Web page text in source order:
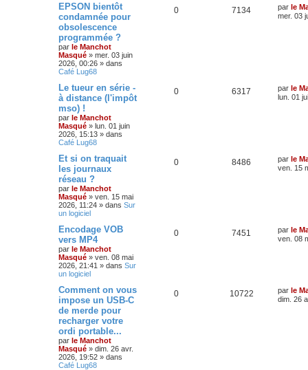
EPSON bientôt
condamnée pour
obsolescence
programmée ?
par le Manchot
Masqué » mer. 03 juin
2026, 00:26 » dans
Café Lug68
0 7134 par le
mer. 03
Le tueur en série -
à distance (l'impôt
mso) !
par le Manchot
Masqué » lun. 01 juin
2026, 15:13 » dans
Café Lug68
0 6317 par le
lun. 01
Et si on traquait
les journaux
réseau ?
par le Manchot
Masqué » ven. 15 mai
2026, 11:24 » dans Sur
un logiciel
0 8486 par le
ven. 15
Encodage VOB
vers MP4
par le Manchot
Masqué » ven. 08 mai
2026, 21:41 » dans Sur
un logiciel
0 7451 par le
ven. 08
Comment on vous
impose un USB-C
de merde pour
recharger votre
ordi portable...
par le Manchot
Masqué » dim. 26 avr.
2026, 19:52 » dans
Café Lug68
0 10722 par le
dim. 26